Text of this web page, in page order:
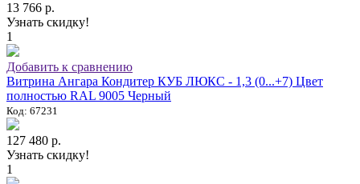
13 766 р.
Узнать скидку!
1
Добавить к сравнению
Витрина Ангара Кондитер КУБ ЛЮКС - 1,3 (0...+7) Цвет
полностью RAL 9005 Черный
Код: 67231
127 480 р.
Узнать скидку!
1